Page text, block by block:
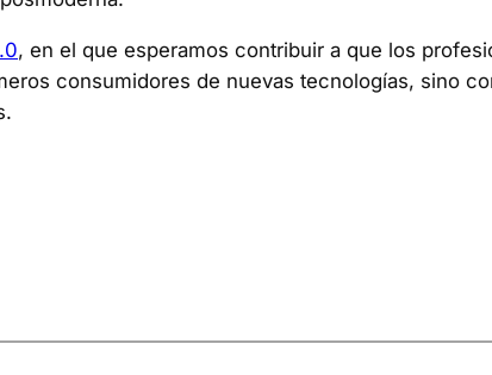
, en el que esperamos contribuir a que los
consumidores de nuevas tecnologías, sino